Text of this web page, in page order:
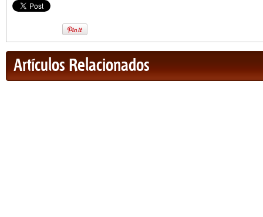
Artículos Relacionados